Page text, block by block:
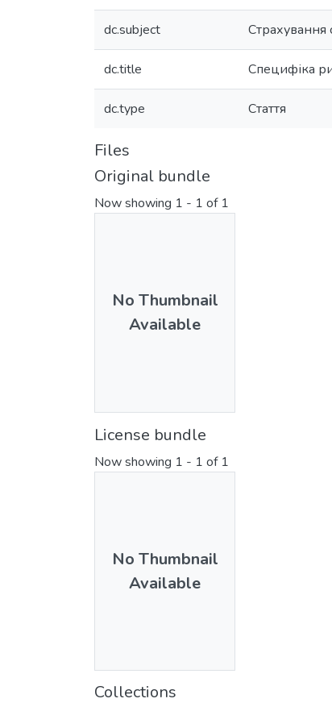
dc.subject Страхування
dc.title Специфіка
dc.type Стаття
Files
Original bundle
Now showing 1 - 1 of 1
No Thumbnail
Available
License bundle
Now showing 1 - 1 of 1
No Thumbnail
Available
Collections